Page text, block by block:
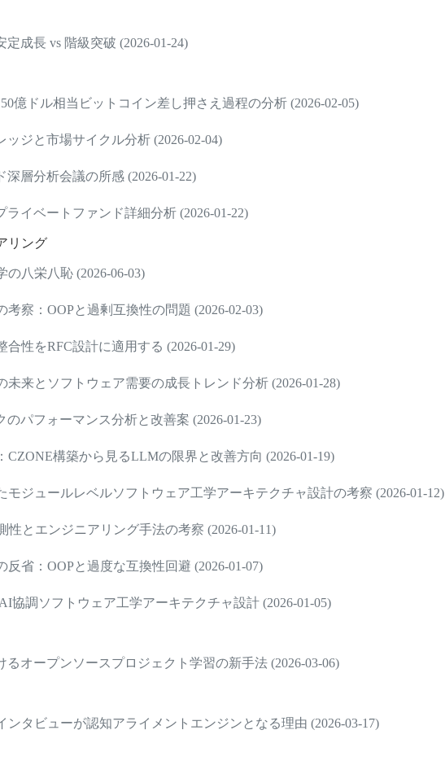
定成長 vs 階級突破 (2026-01-24)
億ドル相当ビットコイン差し押さえ過程の分析 (2026-02-05)
ジと市場サイクル分析 (2026-02-04)
深層分析会議の所感 (2026-01-22)
ライベートファンド詳細分析 (2026-01-22)
リング
八栄八恥 (2026-06-03)
察：OOPと過剰互換性の問題 (2026-02-03)
性をRFC設計に適用する (2026-01-29)
未来とソフトウェア需要の成長トレンド分析 (2026-01-28)
パフォーマンス分析と改善案 (2026-01-23)
CZONE構築から見るLLMの限界と改善方向 (2026-01-19)
モジュールレベルソフトウェア工学アーキテクチャ設計の考察 (2026-01-12)
とエンジニアリング手法の考察 (2026-01-11)
省：OOPと過度な互換性回避 (2026-01-07)
協調ソフトウェア工学アーキテクチャ設計 (2026-01-05)
るオープンソースプロジェクト学習の新手法 (2026-03-06)
ンタビューが認知アライメントエンジンとなる理由 (2026-03-17)